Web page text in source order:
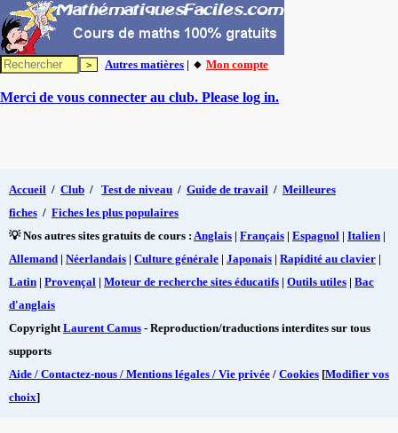
Autres matières | 🔸 Mon compte
Merci de vous connecter au club. Please log in.
Accueil / Club / Test de niveau / Guide de travail / Meilleures
fiches / Fiches les plus populaires
💡 Nos autres sites gratuits de cours : Anglais | Français | Espagnol | Italien |
Allemand | Néerlandais | Culture générale | Japonais | Rapidité au clavier |
Latin | Provençal | Moteur de recherche sites éducatifs | Outils utiles | Bac
d'anglais
CopyrightLaurent Camus - Reproduction/traductions interdites sur tous
supports
Aide / Contactez-nous / Mentions légales / Vie privée / Cookies [Modifier vos
choix]